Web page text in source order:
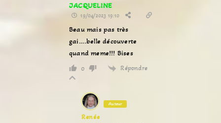
JACQUELINE
19/04/2023 19:10
Beau mais pas très
gai….belle découverte
quand meme!!! Bises
0 Répondre
Auteur
Renée